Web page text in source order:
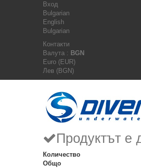
Вход
Bulgarian
English
Bulgarian
Контакти
Валута : BGN
Euro (EUR)
Лев (BGN)
Продуктът е
Количество
Общо